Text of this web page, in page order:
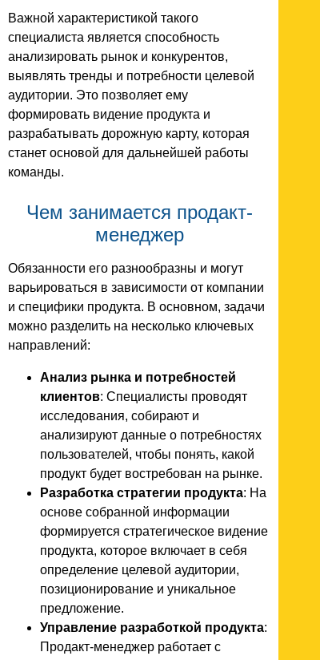
Важной характеристикой такого
специалиста является способность
анализировать рынок и конкурентов,
выявлять тренды и потребности целевой
аудитории. Это позволяет ему
формировать видение продукта и
разрабатывать дорожную карту, которая
станет основой для дальнейшей работы
команды.
Чем занимается продакт-
менеджер
Обязанности его разнообразны и могут
варьироваться в зависимости от компании
и специфики продукта. В основном, задачи
можно разделить на несколько ключевых
направлений:
Анализ рынка и потребностей
клиентов: Специалисты проводят
исследования, собирают и
анализируют данные о потребностях
пользователей, чтобы понять, какой
продукт будет востребован на рынке.
Разработка стратегии продукта: На
основе собранной информации
формируется стратегическое видение
продукта, которое включает в себя
определение целевой аудитории,
позиционирование и уникальное
предложение.
Управление разработкой продукта:
Продакт-менеджер работает с